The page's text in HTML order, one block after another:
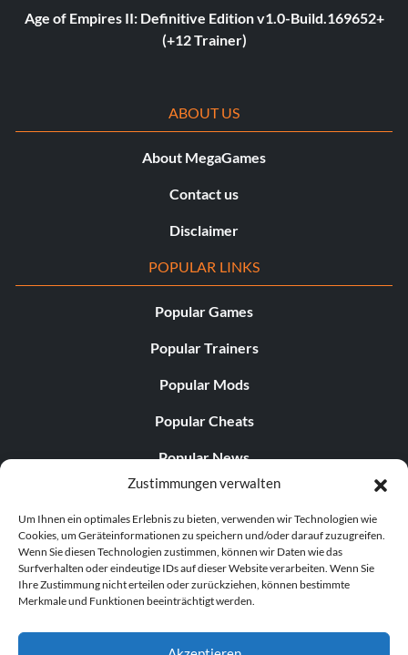
Zustimmungen verwalten
Um Ihnen ein optimales Erlebnis zu bieten, verwenden wir Technologien wie
Cookies, um Geräteinformationen zu speichern und/oder darauf zuzugreifen.
Wenn Sie diesen Technologien zustimmen, können wir Daten wie das
Surfverhalten oder eindeutige IDs auf dieser Website verarbeiten. Wenn Sie
Ihre Zustimmung nicht erteilen oder zurückziehen, können bestimmte
Merkmale und Funktionen beeinträchtigt werden.
Age of Empires II: Definitive Edition v1.0-Build.169652+
(+12 Trainer)
ABOUT US
About MegaGames
Contact us
Disclaimer
POPULAR LINKS
Popular Games
Popular Trainers
Popular Mods
Popular Cheats
Popular News
Popular Editorials
Popular Free Games
LATEST UPDATES